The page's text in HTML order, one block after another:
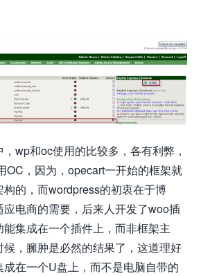
wp和oc使用的比较多，各有利弊，
OC，因为，opecart一开始的框架就
的，而wordpress的初衷在于博
电商的需要，后来人开发了woo插
集成在一个插件上，而非框架主
，臃肿是必然的结果了，这道理好
在一个U盘上，而不是电脑自带的